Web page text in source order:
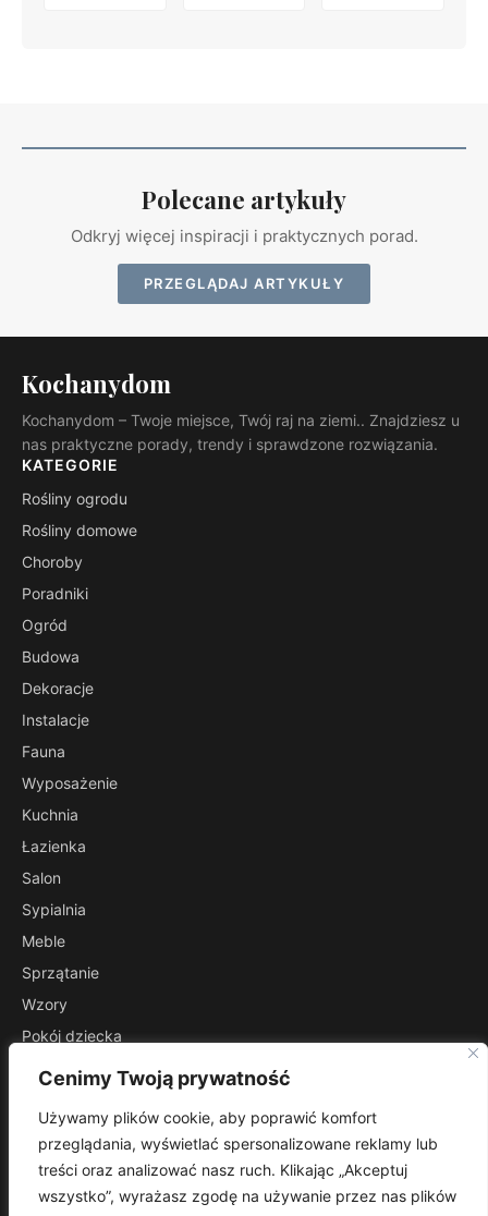
Cenimy Twoją prywatność
Używamy plików cookie, aby poprawić komfort
przeglądania, wyświetlać spersonalizowane reklamy lub
treści oraz analizować nasz ruch. Klikając „Akceptuj
wszystko”, wyrażasz zgodę na używanie przez nas plików
Polecane artykuły
Odkryj więcej inspiracji i praktycznych porad.
PRZEGLĄDAJ ARTYKUŁY
Kochanydom
Kochanydom – Twoje miejsce, Twój raj na ziemi.. Znajdziesz u
nas praktyczne porady, trendy i sprawdzone rozwiązania.
KATEGORIE
Rośliny ogrodu
Rośliny domowe
Choroby
Poradniki
Ogród
Budowa
Dekoracje
Instalacje
Fauna
Wyposażenie
Kuchnia
Łazienka
Salon
Sypialnia
Meble
Sprzątanie
Wzory
Pokój dziecka
Przedpokój
INFORMACJE
Kontakt
Mapa witryny
Polityka prywatności